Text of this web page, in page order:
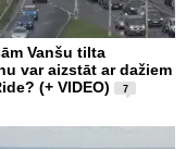
Vanšu tilta
var aizstāt ar dažiem
(+ VIDEO)
7